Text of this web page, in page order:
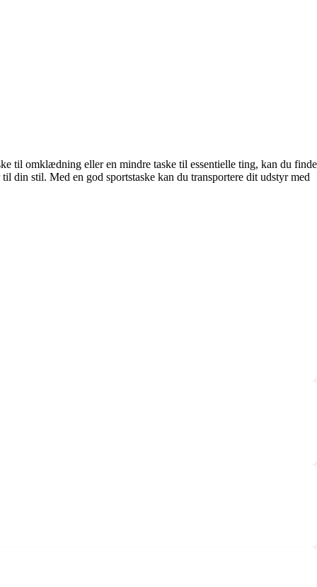
til omklædning eller en mindre taske til essentielle ting, kan du finde
din stil. Med en god sportstaske kan du transportere dit udstyr med